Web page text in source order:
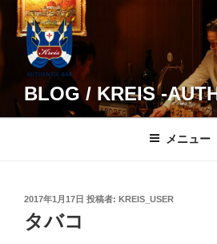
コ
BLOG / KREIS -
メニュー
投
稿
日:
2017年1月17日 投稿者: KREIS_USER
タバコ